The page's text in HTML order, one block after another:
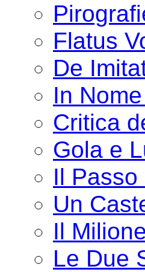
Flatus
De
In
Critica
Gola e
Il Passo
Un
Il
Le Due